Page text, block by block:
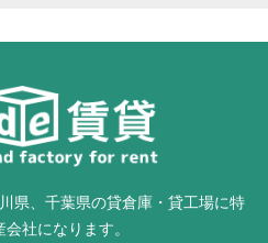
県、千葉県の貸倉庫・貸工場に特
社になります。